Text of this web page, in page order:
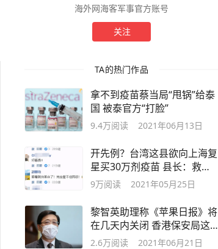
海外网海客军事官方账号
关注
TA的热门作品
拿不到疫苗蔡当局“甩锅”给泰
国 被泰官方“打脸”
9.4万阅读 2021年06月13日
开先例？台湾这县欲向上海复
星买30万剂疫苗 县长：救人
最重要
9万阅读 2021年05月25日
黎智英助理称《苹果日报》将
在几天内关闭 香港保安局这
样说
2.6万阅读 2021年06月21日